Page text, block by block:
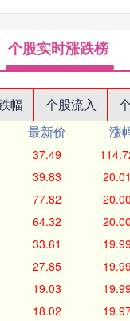
个股实时涨跌榜
幅 个股流入
最新价 涨
37.49
39.83
77.82
64.32
33.61
27.85
19.03
18.02